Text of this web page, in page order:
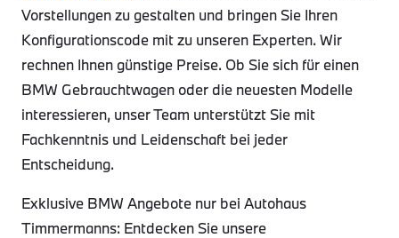
Vorstellungen zu gestalten und bringen Sie Ihren
Konfigurationscode mit zu unseren Experten. Wir
rechnen Ihnen günstige Preise. Ob Sie sich für einen
BMW Gebrauchtwagen oder die neuesten Modelle
interessieren, unser Team unterstützt Sie mit
Fachkenntnis und Leidenschaft bei jeder
Entscheidung.
Exklusive BMW Angebote nur bei Autohaus
Timmermanns: Entdecken Sie unsere